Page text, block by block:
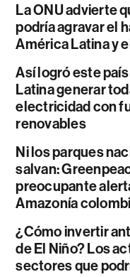
La ONU advierte
podría agravar el
América Latina y
Así logró este
Latina generar
electricidad con
renovables
Ni los parques
salvan:
preocupante
Amazonía
¿Cómo invertir
de El Niño? Los
sectores que